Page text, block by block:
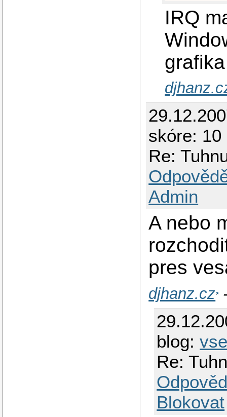
EndSection
Section "DRI"
Group
Mode
EndSection
Option
EndSection
IRQ
skóre:
Re:
Admin
A nebo
pres
djhanz.cz
blog:
Re:
Blokovat